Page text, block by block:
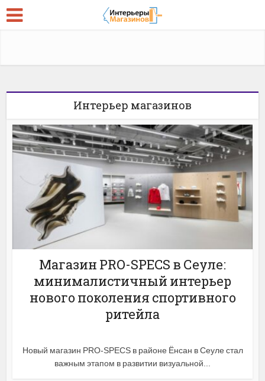
Интерьер магазинов
Магазин PRO-SPECS в Сеуле:
минималистичный интерьер
нового поколения спортивного
ритейла
Новый магазин PRO-SPECS в районе Ёнсан в Сеуле стал
важным этапом в развитии визуальной...